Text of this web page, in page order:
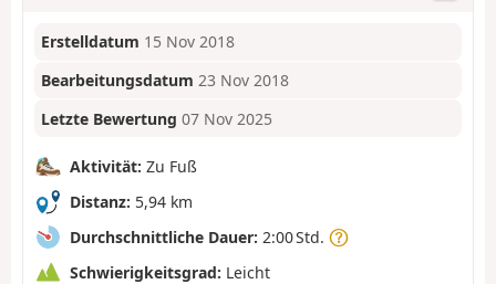
Erstelldatum 15 Nov 2018
Bearbeitungsdatum 23 Nov 2018
Letzte Bewertung 07 Nov 2025
Aktivität: Zu Fuß
Distanz: 5,94 km
Durchschnittliche Dauer: 2:00 Std.
Schwierigkeitsgrad: Leicht